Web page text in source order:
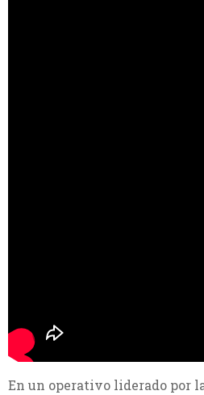
En un operativo liderado por